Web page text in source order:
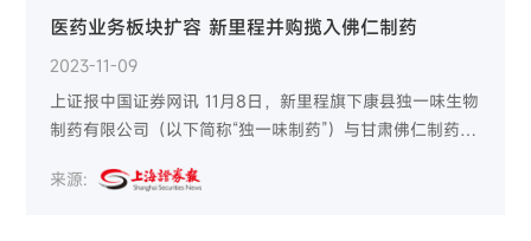
医药业务板块扩容 新里程并购揽入佛仁制药
2023-11-09
上证报中国证券网讯 11月8日，新里程旗下康县独一味生物
制药有限公司（以下简称“独一味制药”）与甘肃佛仁制药科
并购交割仪式。并购交割后，独一味制药持有佛仁制药
来源: